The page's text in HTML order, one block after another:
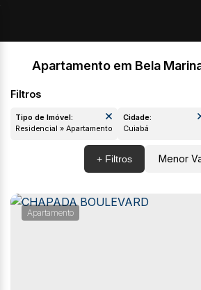
Apartamento em Bela
Tipo de Imóvel:
Residencial » Apartamento
Cidade:
Apartamento